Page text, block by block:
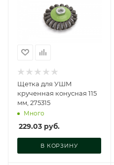
Щетка для УШМ
крученная конусная 115
мм, 275315
Много
229.03 руб.
В КОРЗИНУ